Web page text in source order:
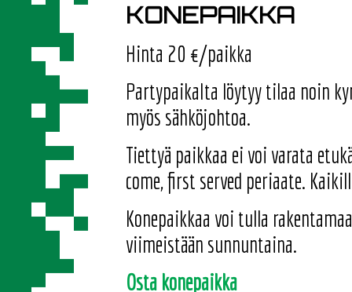
KONEPAIKKA
Hinta 20 €/paikka
Partypaikalta löytyy tilaa noin
myös sähköjohtoa.
Tiettyä paikkaa ei voi varata
come, first served periaate.
Konepaikkaa voi tulla
viimeistään sunnuntaina.
Osta konepaikka